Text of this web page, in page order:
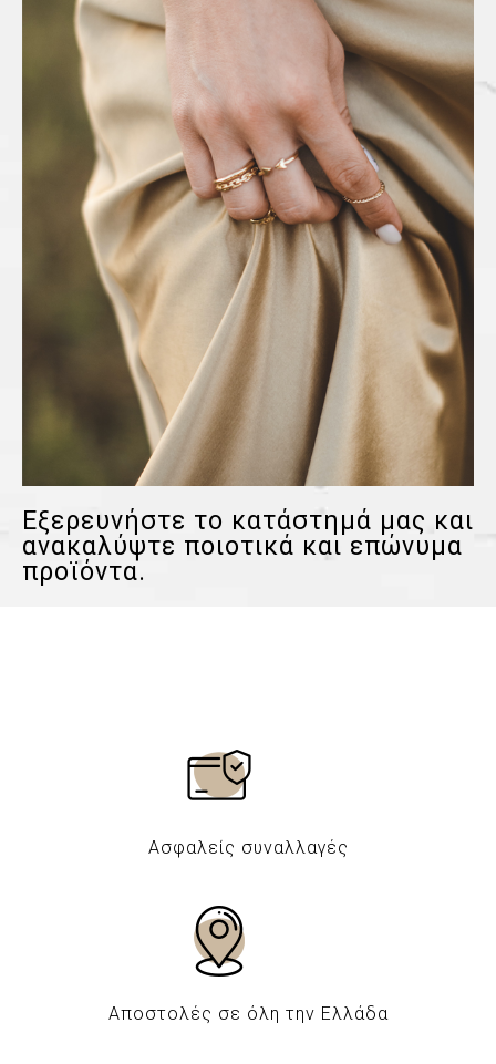
Εξερευνήστε το κατάστημά μας και
ανακαλύψτε ποιοτικά και επώνυμα
προϊόντα.
Ασφαλείς συναλλαγές
Αποστολές σε όλη την Ελλάδα